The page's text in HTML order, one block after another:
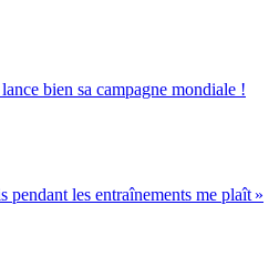
bien sa campagne mondiale !
les entraînements me plaît »